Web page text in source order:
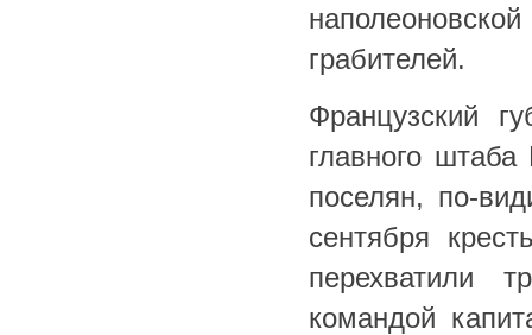
грабителей.
Французский
главного
поселян, по-
сентября
перехватили
командой